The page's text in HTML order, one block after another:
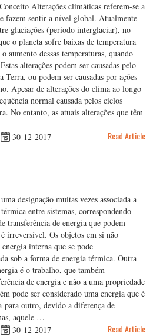
Alterações climáticas referem-se a
fazem sentir a nível global. Atualmente
glaciações (período interglaciar), no
o planeta sofre baixas de temperatura
aumento dessas temperaturas, quando
alterações podem ser causadas pelo
Terra, ou podem ser causadas por ações
Apesar de alterações do clima ao longo
normal causada pelos ciclos
No entanto, as atuais alterações que têm
30-12-2017 Read Article
designação muitas vezes associada a
entre sistemas, correspondendo
transferência de energia que podem
irreversível. Os objetos em si não
interna que se pode
sob a forma de energia térmica. Outra
é o trabalho, que também
de energia e não a uma propriedade
pode ser considerado uma energia que é
para outro, devido a diferença de
aquele …
30-12-2017 Read Article